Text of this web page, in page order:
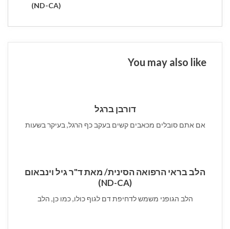
(ND-CA)
You may also like
דורבן ברגל
אם אתם סובלים מכאבים קשים בעקב כף הרגל, בעיקר בשעות
הלב בראי הרפואה הסינית/ מאת ד"ר גיל וינבאום
(ND-CA)
הלב הגופני משמש לדחיפת דם לגוף כולו, כמו כן, הלב